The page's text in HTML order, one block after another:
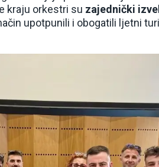
kraju orkestri su zajednički
upotpunili i obogatili ljetni